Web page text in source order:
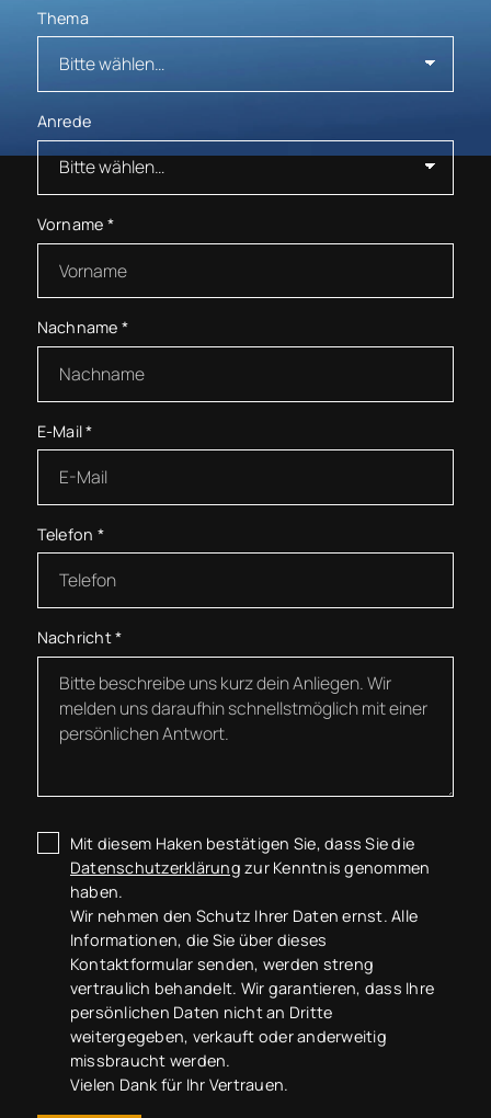
Thema
Anrede
Vorname *
Nachname *
E-Mail*
Telefon *
Nachricht*
Mit diesem Haken bestätigen Sie, dass Sie die
Datenschutzerklärung zur Kenntnis genommen
haben.
Wir nehmen den Schutz Ihrer Daten ernst. Alle
Informationen, die Sie über dieses
Kontaktformular senden, werden streng
vertraulich behandelt. Wir garantieren, dass Ihre
persönlichen Daten nicht an Dritte
weitergegeben, verkauft oder anderweitig
missbraucht werden.
Vielen Dank für Ihr Vertrauen.